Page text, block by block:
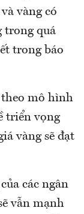
vàng có
trong quá
trong báo
theo mô hình
triển vọng
vàng sẽ đạt
các ngân
vẫn mạnh